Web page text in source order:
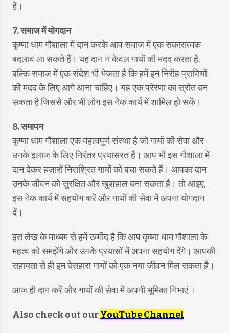
है।
7. समाज में योगदान
कृष्णा धाम गौशाला में दान करके आप समाज में एक सकारात्मक
बदलाव ला सकते हैं। यह दान न केवल गायों की मदद करता है,
बल्कि समाज में एक संदेश भी भेजता है कि हमें इन निरीह प्राणियों
की मदद के लिए आगे आना चाहिए। यह एक प्रेरणा का स्रोत बन
सकता है जिससे और भी लोग इस नेक कार्य में शामिल हो सकें।
8. समापन
कृष्णा धाम गौशाला एक महत्वपूर्ण संस्था है जो गायों की सेवा और
उनके इलाज के लिए निरंतर प्रयासरत है। आप भी इस गौशाला में
दान देकर हज़ारों निराश्रित गायों को बचा सकते हैं। आपका दान
उनके जीवन को सुरक्षित और खुशहाल बना सकता है। तो आइए,
इस नेक कार्य में सहयोग करें और गायों की सेवा में अपना योगदान
दें।
इस लेख के माध्यम से हमें उम्मीद है कि आप कृष्णा धाम गौशाला के
महत्व को समझेंगे और उनके प्रयासों में अपना सहयोग देंगे। आपकी
सहायता से ही इन बेसहारा गायों को एक नया जीवन मिल सकता है।
आज ही दान करें और गायों की सेवा में अपनी भूमिका निभाएं ।
Also check out ourYouTube Channel